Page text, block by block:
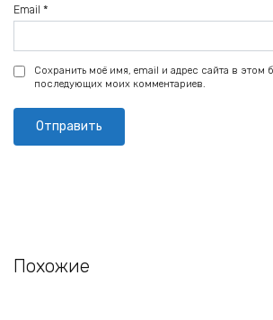
Email *
Сохранить моё имя, email и адрес сайта в этом
последующих моих комментариев.
Похожие